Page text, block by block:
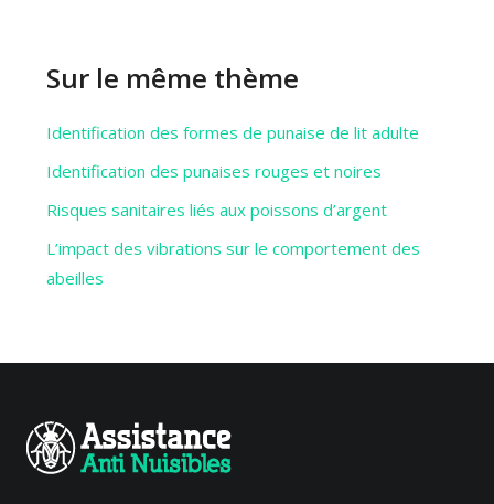
Sur le même thème
Identification des formes de punaise de lit adulte
Identification des punaises rouges et noires
Risques sanitaires liés aux poissons d’argent
L’impact des vibrations sur le comportement des
abeilles